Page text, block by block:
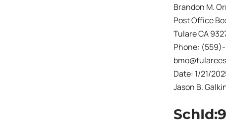
Brandon M.
Post Office
Tulare CA
Phone:
Date: 1/21/
Jason B.